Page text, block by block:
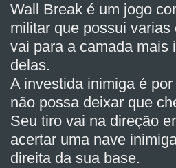
Wall Break é um jogo
militar que possui
vai para a camada mais
delas.
A investida inimiga é
não possa deixar que
Seu tiro vai na direção
acertar uma nave
direita da sua base.